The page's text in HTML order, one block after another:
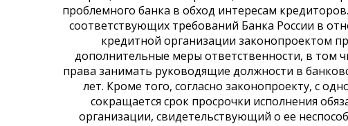
проблемного банка в обход интересам
соответствующих требований Банка России в
кредитной организации законопроектом
дополнительные меры ответственности, в том
права занимать руководящие должности в
лет. Кроме того, согласно законопроекту, с
сокращается срок просрочки исполнения
организации, свидетельствующий о ее